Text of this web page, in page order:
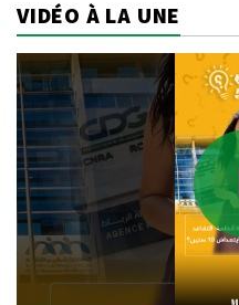
VIDÉO À LA UNE